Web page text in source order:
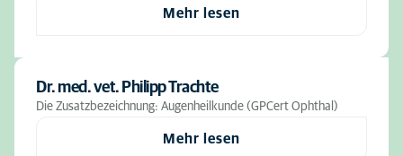
Mehr lesen
Dr. med. vet. Philipp Trachte
Die Zusatzbezeichnung: Augenheilkunde (GPCert Ophthal)
Mehr lesen